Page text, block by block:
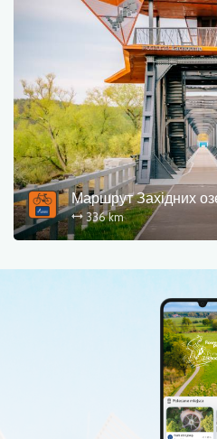
Маршрут Західних
336 km